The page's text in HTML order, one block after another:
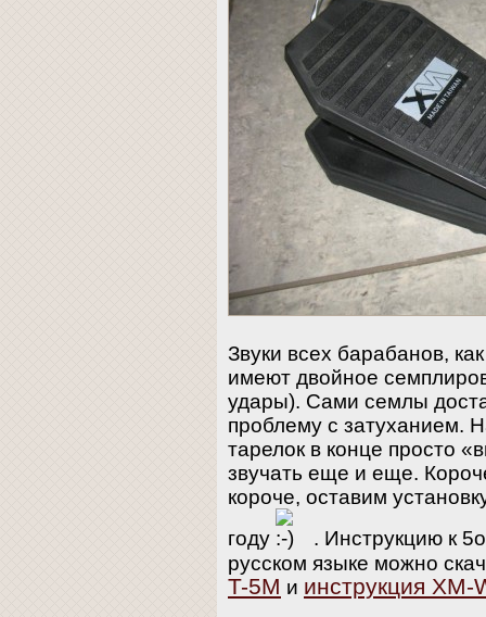
Звуки всех барабанов,
имеют двойное
удары). Сами семлы
проблему с затуханием.
тарелок в конце просто
звучать еще и еще.
короче, оставим
году
. Инструкцию к
русском языке можно
T-5M и инструкция XM-